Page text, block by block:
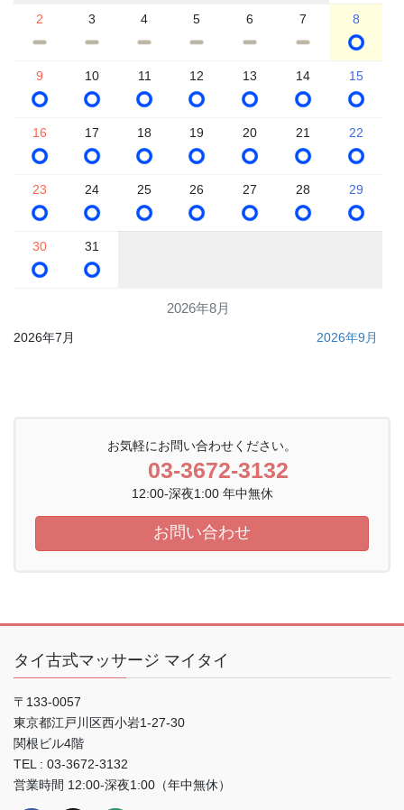
2026年8月
2 3 4 5 6 7 8
9 10 11 12 13 14 15
16 17 18 19 20 21 22
23 24 25 26 27 28 29
30 31
2026年7月 2026年9月
お気軽にお問い合わせください。
03-3672-3132
12:00-深夜1:00 年中無休
お問い合わせ
タイ古式マッサージ マイタイ
〒133-0057
東京都江戸川区西小岩1-27-30
関根ビル4階
TEL : 03-3672-3132
営業時間 12:00-深夜1:00（年中無休）